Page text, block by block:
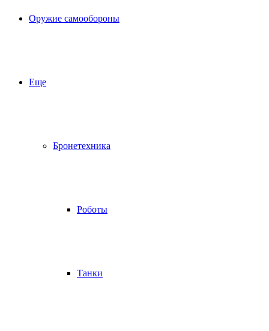
Оружие самообороны
Еще
Бронетехника
Роботы
Танки